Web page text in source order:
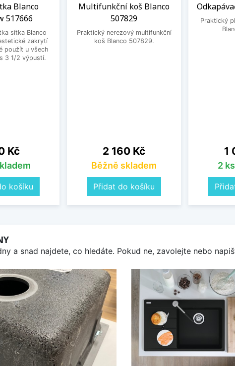
Blanco
517666
sítka Blanco
zakrytí
použít u všech
3 1/2 výpustí.
Kč
košíku
Multifunkční koš Blanco
507829
Praktický nerezový multifunkční
koš Blanco 507829.
Cena
2 160 Kč
Běžně skladem
Přidat do košíku
Praktický
1
2
a snad najdete, co hledáte. Pokud ne, zavolejte nebo